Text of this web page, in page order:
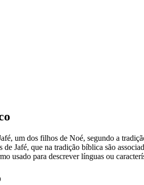
um dos filhos de Noé, segundo a
de Jafé, que na tradição bíblica são
usado para descrever línguas ou